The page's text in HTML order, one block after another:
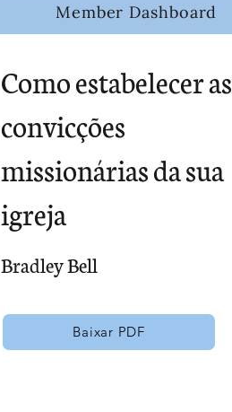
Member Dashboard
Como estabelecer as
convicções
missionárias da sua
igreja
Bradley Bell
Baixar PDF